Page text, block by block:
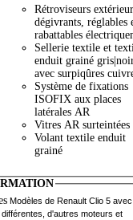
Rétroviseurs
dégivrants, réglables
rabattables
Sellerie textile et
enduit grainé
avec surpiqûres
Système de fixations
ISOFIX aux places
latérales AR
Vitres AR surteintées
Volant textile enduit
grainé
Modèles de Renault Clio 5
d'autres moteurs et